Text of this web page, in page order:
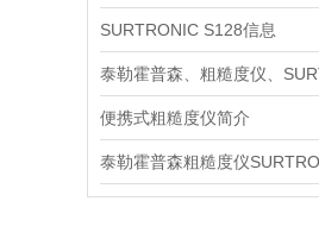
SURTRONIC S128信息
便携式粗糙度仪简介